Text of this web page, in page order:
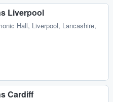
Liverpool
Hall, Liverpool, Lancashire,
Cardiff